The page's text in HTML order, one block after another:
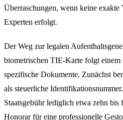
Überraschungen, wenn keine
Experten erfolgt.
Der Weg zur legalen
biometrischen TIE-Karte folgt einem
spezifische Dokumente. Zunächst
als steuerliche
Staatsgebühr lediglich etwa zehn
Honorar für eine professionelle